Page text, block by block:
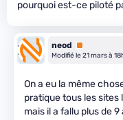
pourquoi est-ce piloté
neod
Premium
Modifié le 21 mars à
On a eu la même
pratique tous les
mais il a fallu plus de